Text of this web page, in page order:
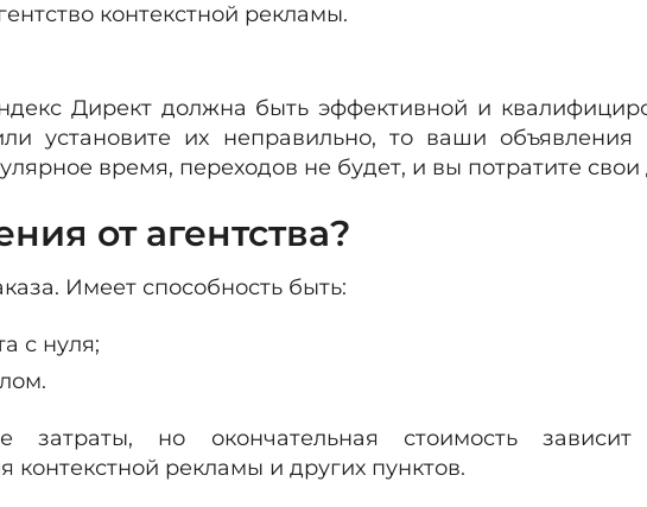
контекстной рекламы.
Директ должна быть эффективной и
установите их неправильно, то ваши объявления
время, переходов не будет, и вы потратите свои
от агентства?
Имеет способность быть:
с нуля;
затраты, но окончательная стоимость
контекстной рекламы и других пунктов.